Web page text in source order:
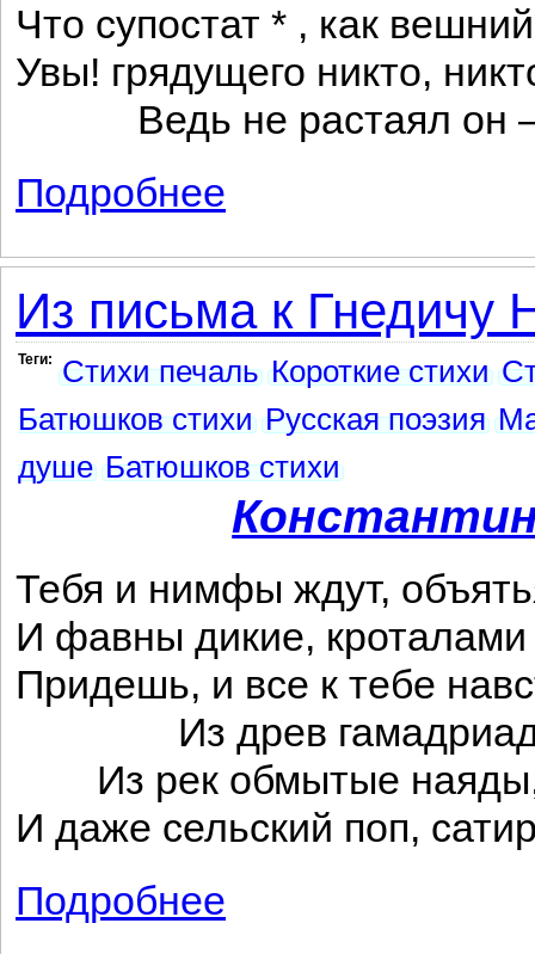
Что супостат * , как
Увы! грядущего никто,
Ведь не растаял он
Подробнее
Из письма к Гнедичу
Теги: Стихи печаль Короткие стихи
Батюшков стихи Русская поэзия
душе Батюшков стихи
Тебя и нимфы ждут,
И фавны дикие, кроталами
Придешь, и все к тебе
Из древ
Из рек обмытые
И даже сельский поп,
Подробнее